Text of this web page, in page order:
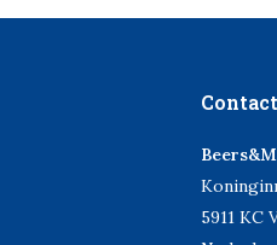
Contact
5911 KC